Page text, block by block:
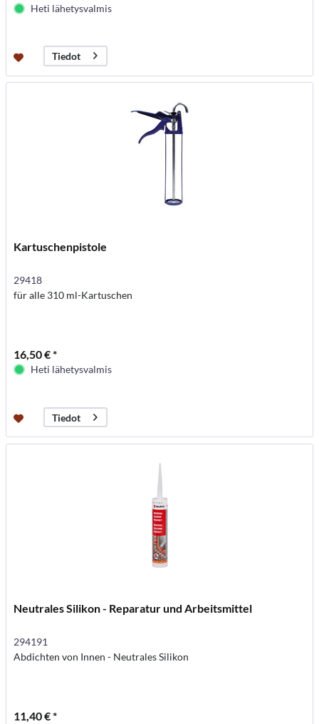
Heti lähetysvalmis
Tiedot
Kartuschenpistole
29418
für alle 310 ml-Kartuschen
16,50 € *
Heti lähetysvalmis
Tiedot
Neutrales Silikon - Reparatur und Arbeitsmittel
294191
Abdichten von Innen - Neutrales Silikon
11,40 € *